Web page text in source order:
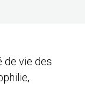
de vie des